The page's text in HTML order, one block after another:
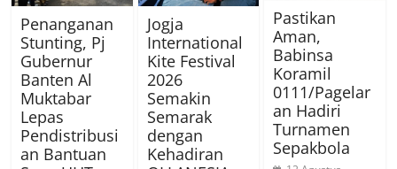
Penanganan
Stunting, Pj
Gubernur
Banten Al
Muktabar
Lepas
Pendistribusi
an Bantuan
Jogja
International
Kite Festival
2026
Semakin
Semarak
dengan
Kehadiran
Pastikan
Aman,
Babinsa
Koramil
0111/Pagelar
an Hadiri
Turnamen
Sepakbola